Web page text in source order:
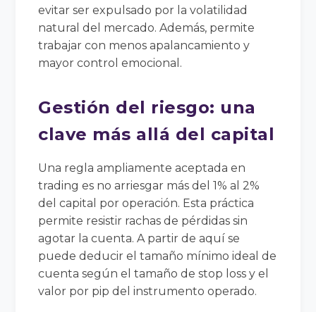
evitar ser expulsado por la volatilidad
natural del mercado. Además, permite
trabajar con menos apalancamiento y
mayor control emocional.
Gestión del riesgo: una
clave más allá del capital
Una regla ampliamente aceptada en
trading es no arriesgar más del 1% al 2%
del capital por operación. Esta práctica
permite resistir rachas de pérdidas sin
agotar la cuenta. A partir de aquí se
puede deducir el tamaño mínimo ideal de
cuenta según el tamaño de stop loss y el
valor por pip del instrumento operado.